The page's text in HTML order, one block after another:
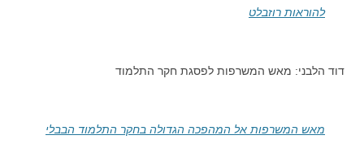
להוראות רוזבלט
דוד הלבני: מאש המשרפות לפסגת חקר התלמוד
מאש המשרפות אל המהפכה הגדולה בחקר התלמוד הבבלי